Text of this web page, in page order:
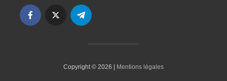
Copyright © 2026 | Mentions légales